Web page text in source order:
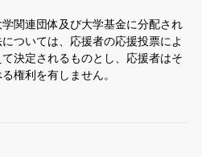
関連団体及び大学基金に分配され
ついては、応援者の応援投票によ
決定されるものとし、応援者はそ
権利を有しません。